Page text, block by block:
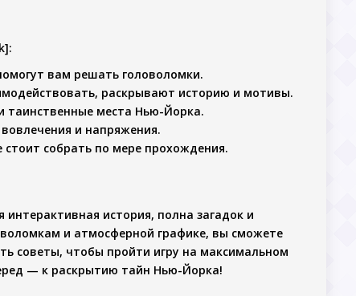
:
вам решать головоломки.
раскрывают историю и мотивы.
таинственные места Нью-Йорка.
и напряжения.
собрать по мере прохождения.
история, полна загадок и
и атмосферной графике, вы сможете
советы, чтобы пройти игру на максимальном
— к раскрытию тайн Нью-Йорка!